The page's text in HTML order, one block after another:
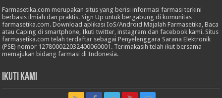
Farmasetika.com merupakan situs yang berisi informasi farmasi terkini
berbasis ilmiah dan praktis. Sign Up untuk bergabung di komunitas
farmasetika.com. Download aplikasi IoS/Android Majalah Farmasetika, Baca
atau Caping di smartphone, Ikuti twitter, instagram dan facebook kami. Situs
farmasetika.com telah terdaftar sebagai Penyelenggara Sarana Elektronik
(PSE) nomor 127800022032400060001. Terimakasih telah ikut bersama
memajukan bidang farmasi di Indonesia.
Ikuti Kami